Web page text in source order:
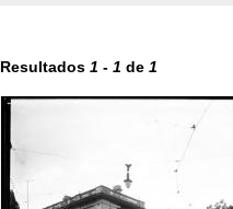
Resultados 1 - 1 de 1